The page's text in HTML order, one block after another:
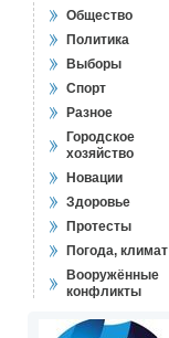
Общество
Политика
Выборы
Спорт
Разное
Городское
хозяйство
Новации
Здоровье
Протесты
Погода, климат
Вооружённые
конфликты